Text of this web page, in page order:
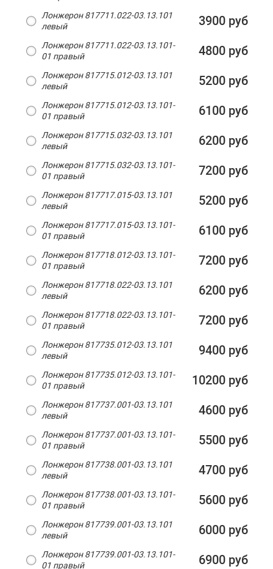
Лонжерон 817711.022-03.13.101
левый
3900 руб
Лонжерон 817711.022-03.13.101-
01 правый
4800 руб
Лонжерон 817715.012-03.13.101
левый
5200 руб
Лонжерон 817715.012-03.13.101-
01 правый
6100 руб
Лонжерон 817715.032-03.13.101
левый
6200 руб
Лонжерон 817715.032-03.13.101-
01 правый
7200 руб
Лонжерон 817717.015-03.13.101
левый
5200 руб
Лонжерон 817717.015-03.13.101-
01 правый
6100 руб
Лонжерон 817718.012-03.13.101-
01 правый
7200 руб
Лонжерон 817718.022-03.13.101
левый
6200 руб
Лонжерон 817718.022-03.13.101-
01 правый
7200 руб
Лонжерон 817735.012-03.13.101
левый
9400 руб
Лонжерон 817735.012-03.13.101-
01 правый
10200 руб
Лонжерон 817737.001-03.13.101
левый
4600 руб
Лонжерон 817737.001-03.13.101-
01 правый
5500 руб
Лонжерон 817738.001-03.13.101
левый
4700 руб
Лонжерон 817738.001-03.13.101-
01 правый
5600 руб
Лонжерон 817739.001-03.13.101
левый
6000 руб
Лонжерон 817739.001-03.13.101-
01 правый
6900 руб